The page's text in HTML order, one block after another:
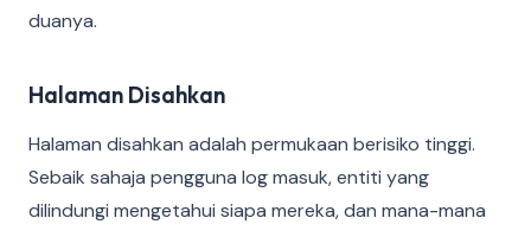
duanya.
Halaman Disahkan
Halaman disahkan adalah permukaan berisiko tinggi.
Sebaik sahaja pengguna log masuk, entiti yang
dilindungi mengetahui siapa mereka, dan mana-mana